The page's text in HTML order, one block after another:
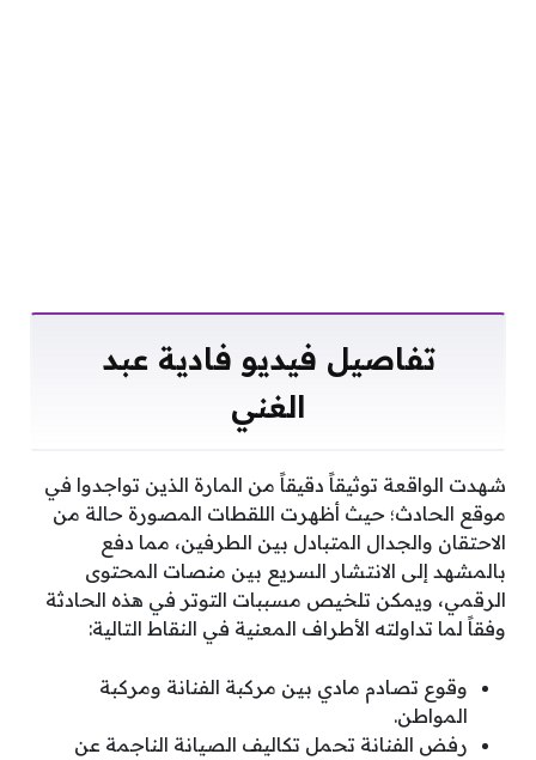
تفاصيل فيديو فادية عبد
الغني
شهدت الواقعة توثيقاً دقيقاً من المارة الذين تواجدوا في
موقع الحادث؛ حيث أظهرت اللقطات المصورة حالة من
الاحتقان والجدال المتبادل بين الطرفين، مما دفع
بالمشهد إلى الانتشار السريع بين منصات المحتوى
الرقمي، ويمكن تلخيص مسببات التوتر في هذه الحادثة
وفقاً لما تداولته الأطراف المعنية في النقاط التالية:
وقوع تصادم مادي بين مركبة الفنانة ومركبة
المواطن.
رفض الفنانة تحمل تكاليف الصيانة الناجمة عن